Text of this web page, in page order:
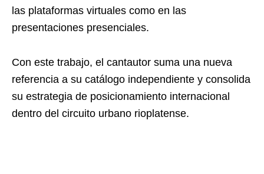
las plataformas virtuales como en las
presentaciones presenciales.
Con este trabajo, el cantautor suma una nueva
referencia a su catálogo independiente y consolida
su estrategia de posicionamiento internacional
dentro del circuito urbano rioplatense.